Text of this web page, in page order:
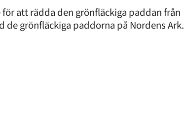
att rädda den grönfläckiga paddan från
de grönfläckiga paddorna på Nordens Ark.